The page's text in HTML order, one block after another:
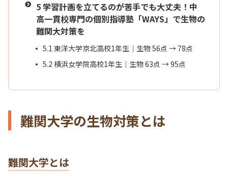
5学習計画を立てるのが苦手でも大丈夫！中
高一貫校専門の個別指導塾「WAYS」で生物の
難関大対策を
5.1 東洋大学京北高校1年生｜生物 56点 → 78点
5.2 横浜女学院高校1年生｜生物 63点 → 95点
難関大学の生物対策とは
難関大学とは